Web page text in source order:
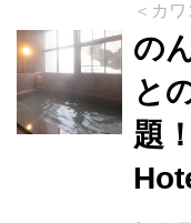
＜カ
の
と
題